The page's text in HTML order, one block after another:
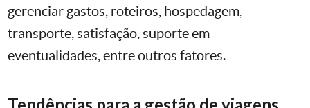
gerenciar gastos, roteiros, hospedagem,
transporte, satisfação, suporte em
eventualidades, entre outros fatores.
Tendências para a gestão de viagens